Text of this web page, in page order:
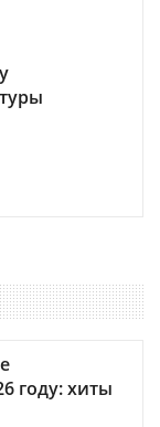
году: хиты